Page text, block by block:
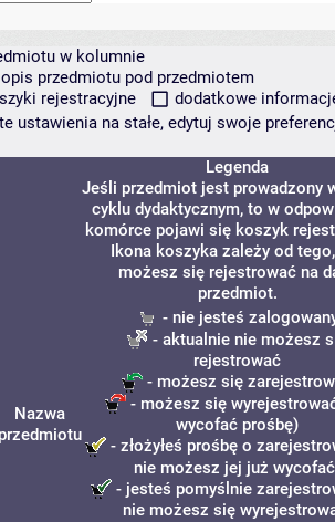
w kolumnie
przedmiotu pod przedmiotem
rejestracyjne
dodatkowe
ustawienia na stałe, edytuj swoje
Nazwa
przedmiotu
Legenda
Jeśli przedmiot jest prowadzony
cyklu dydaktycznym, to w
komórce pojawi się koszyk
Ikona koszyka zależy od
możesz się rejestrować na
przedmiot.
- nie jesteś
- aktualnie nie możesz
rejestrować
- możesz się
- możesz się
wycofać prośbę)
- złożyłeś prośbę o
nie możesz jej już
- jesteś pomyślnie
nie możesz się